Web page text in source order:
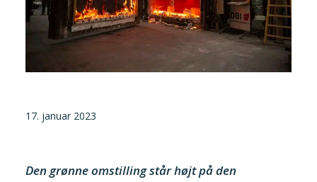
Kontakt
Dansk
Danske Testfaciliteter
17. januar 2023
Den grønne omstilling står højt på den